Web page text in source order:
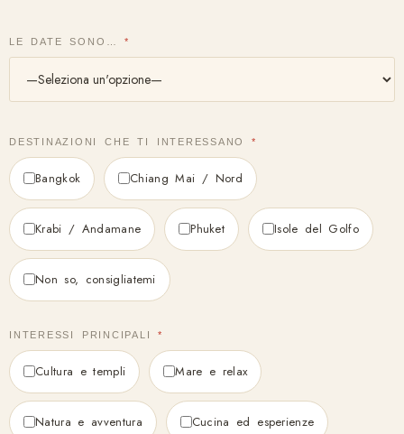
LE DATE SONO…*
DESTINAZIONI CHE TI INTERESSANO*
Bangkok Chiang Mai / Nord
Krabi / Andamane Phuket Isole del Golfo
Non so, consigliatemi
INTERESSI PRINCIPALI*
Cultura e templi Mare e relax
Natura e avventura Cucina ed esperienze